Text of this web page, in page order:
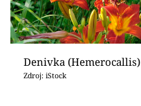
Denivka (Hemerocallis)
Zdroj: iStock